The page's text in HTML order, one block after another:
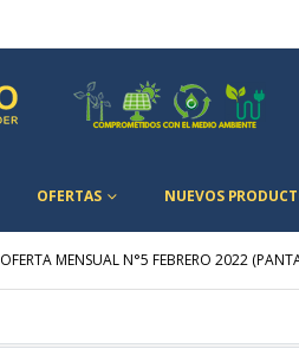
OFERTAS NUEVOS
OFERTA MENSUAL N°5 FEBRERO 2022